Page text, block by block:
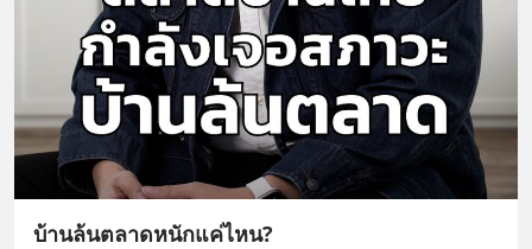
บ้านล้นตลาดหนักแค่ไหน?